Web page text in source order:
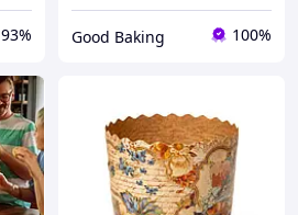
93% Good Baking 100%